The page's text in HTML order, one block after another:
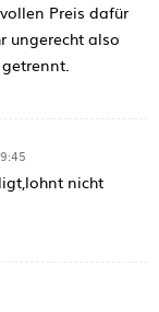
Preis dafür
ungerecht also
nicht